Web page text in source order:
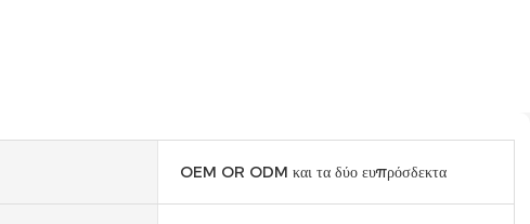
OEM OR ODM και τα δύο ευπρόσδεκτα